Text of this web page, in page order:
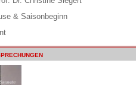
& Saisonbeginn